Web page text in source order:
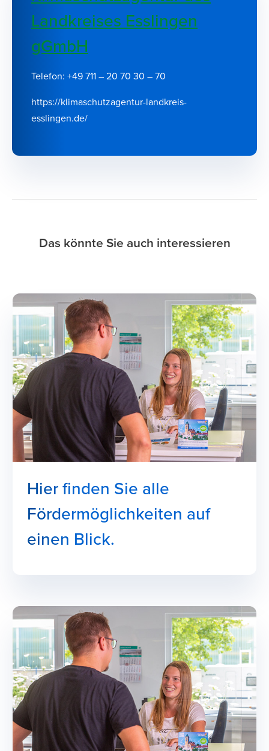
Landkreises Esslingen
gGmbH
Telefon: +49 711 – 20 70 30 – 70
https://klimaschutzagentur-landkreis-
esslingen.de/
Das könnte Sie auch interessieren
Hier finden Sie alle
Fördermöglichkeiten auf
einen Blick.